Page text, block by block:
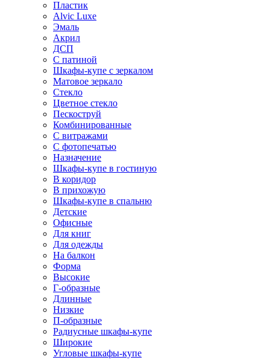
Пластик
Alvic Luxe
Эмаль
Акрил
ДСП
С патиной
Шкафы-купе с зеркалом
Матовое зеркало
Стекло
Цветное стекло
Пескоструй
Комбинированные
С витражами
С фотопечатью
Назначение
Шкафы-купе в гостиную
В коридор
В прихожую
Шкафы-купе в спальню
Детские
Офисные
Для книг
Для одежды
На балкон
Форма
Высокие
Г-образные
Длинные
Низкие
П-образные
Радиусные шкафы-купе
Широкие
Угловые шкафы-купе